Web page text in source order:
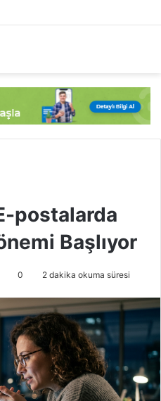
postalarda
Başlıyor
0 2 dakika okuma süresi